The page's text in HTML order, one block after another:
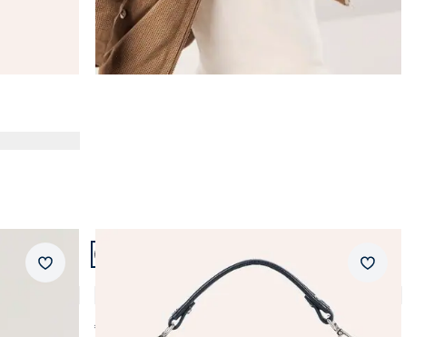
Merkzettel
Artikel 9 von 14.
Leder-Handtasche
4,7 (55)
€ 129,99